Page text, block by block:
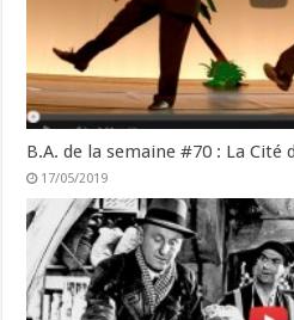
B.A. de la semaine #70 : La Cité
17/05/2019